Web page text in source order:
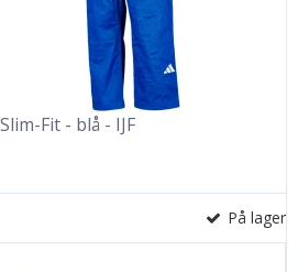
Fit - blå - IJF
På lager